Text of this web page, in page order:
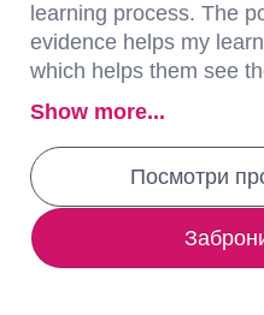
learning process. The
evidence helps my
which helps them see
Show more...
Посмотри